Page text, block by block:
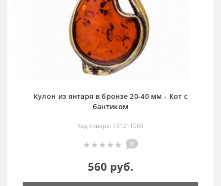
Кулон из янтаря в бронзе 20-40 мм - Кот с
бантиком
Код товара: 131211068
0
560 руб.